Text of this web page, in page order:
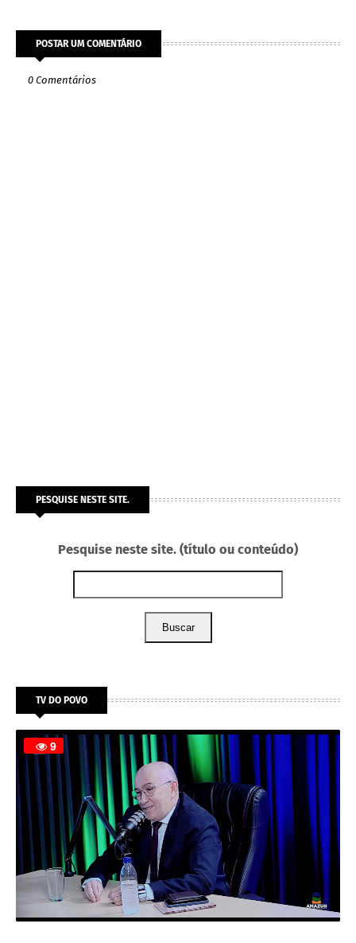
POSTAR UM COMENTÁRIO
0 Comentários
PESQUISE NESTE SITE.
Pesquise neste site. (título ou conteúdo)
Buscar
TV DO POVO